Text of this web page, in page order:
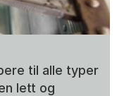
til alle typer
lett og